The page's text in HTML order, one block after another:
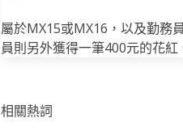
屬於MX15或MX16，以及勤務
員則另外獲得一筆400元的花紅
相關熱詞